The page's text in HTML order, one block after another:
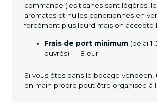
commande (les tisanes sont légères,
aromates et huiles conditionnés en
forcément plus lourd mais on accepte
Frais de port minimum (délai
ouvrés) — 8 eur
Si vous êtes dans le bocage vendéen,
en main propre peut être organisée à